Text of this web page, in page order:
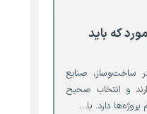
راهنمای خرید پروفیل؛ ۹ مورد که باید
ساخت‌وساز، صنایع
و انتخاب صحیح
دارد. با…